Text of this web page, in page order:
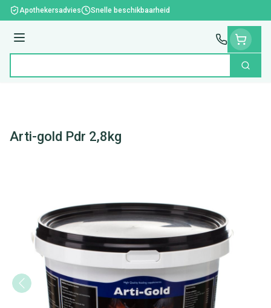
Ga naar de inhoud
Apothekersadvies Snelle beschikbaarheid
Menu
Zoek
Arti-gold Pdr 2,8kg